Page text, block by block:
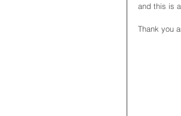
and this is
Thank you